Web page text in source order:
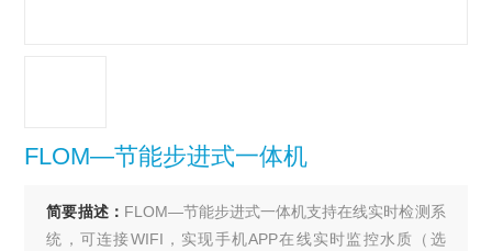
FLOM—节能步进式一体机
简要描述： FLOM—节能步进式一体机支持在线实时检测系
统，可连接WIFI，实现手机APP在线实时监控水质（选